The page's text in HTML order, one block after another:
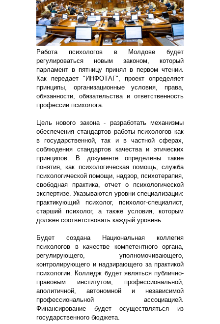
Работа психологов в Молдове будет
регулироваться новым законом, который
парламент в пятницу принял в первом чтении.
Как передает "ИНФОТАГ", проект определяет
принципы, организационные условия, права,
обязанности, обязательства и ответственность
профессии психолога.
Цель нового закона - разработать механизмы
обеспечения стандартов работы психологов как
в государственной, так и в частной сферах,
соблюдения стандартов качества и этических
принципов. В документе определены такие
понятия, как психологическая помощь, служба
психологической помощи, надзор, психотерапия,
свободная практика, отчет о психологической
экспертизе. Указываются уровни специализации:
практикующий психолог, психолог-специалист,
старший психолог, а также условия, которым
должен соответствовать каждый уровень.
Будет создана Национальная коллегия
психологов в качестве компетентного органа,
регулирующего, уполномочивающего,
контролирующего и надзирающего за практикой
психологии. Колледж будет являться публично-
правовым институтом, профессиональной,
аполитичной, автономной и независимой
профессиональной ассоциацией.
Финансирование будет осуществляться из
государственного бюджета.